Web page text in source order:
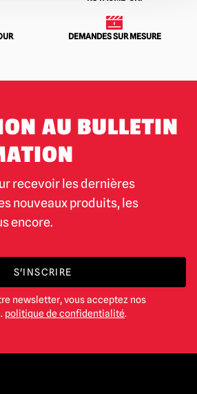
DEMANDES SUR MESURE
AU BULLETIN
recevoir les dernières
nouveaux produits, les
encore.
S'INSCRIRE
newsletter, vous acceptez nos
politique de confidentialité.